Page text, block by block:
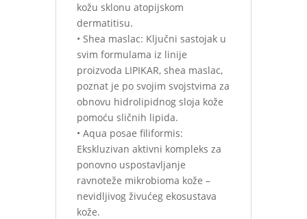
kožu sklonu atopijskom
dermatitisu.
• Shea maslac: Ključni sastojak u
svim formulama iz linije
proizvoda LIPIKAR, shea maslac,
poznat je po svojim svojstvima za
obnovu hidrolipidnog sloja kože
pomoću sličnih lipida.
• Aqua posae filiformis:
Ekskluzivan aktivni kompleks za
ponovno uspostavljanje
ravnoteže mikrobioma kože –
nevidljivog živućeg ekosustava
kože.